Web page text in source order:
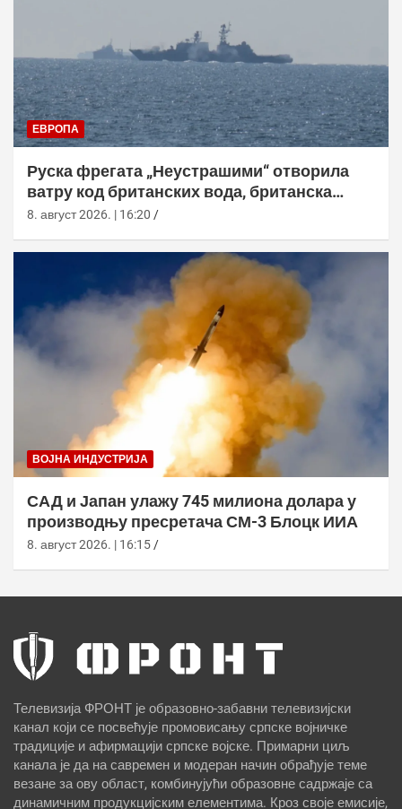
ЕВРОПА
Руска фрегата „Неустрашими“ отворила
ватру код британских вода, британска
морнарица појачала праћење
8. август 2026. | 16:20
ВОЈНА ИНДУСТРИЈА
САД и Јапан улажу 745 милиона долара у
производњу пресретача СМ-3 Блоцк ИИА
8. август 2026. | 16:15
Телевизија ФРОНТ је образовно-забавни телевизијски
канал који се посвећује промовисању српске војничке
традиције и афирмацији српске војске. Примарни циљ
канала је да на савремен и модеран начин обрађује теме
везане за ову област, комбинујући образовне садржаје са
динамичним продукцијским елементима. Кроз своје емисије,